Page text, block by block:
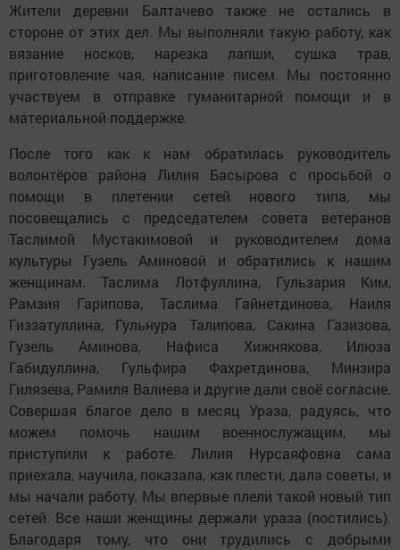
Жители деревни Балтачево также не остались в
стороне от этих дел. Мы выполняли такую работу, как
вязание носков, нарезка лапши, сушка трав,
приготовление чая, написание писем. Мы постоянно
участвуем в отправке гуманитарной помощи и в
материальной поддержке.
После того как к нам обратилась руководитель
волонтёров района Лилия Басырова с просьбой о
помощи в плетении сетей нового типа, мы
посовещались с председателем совета ветеранов
Таслимой Мустакимовой и руководителем дома
культуры Гузель Аминовой и обратились к нашим
женщинам. Таслима Лотфуллина, Гульзария Ким,
Рамзия Гарипова, Таслима Гайнетдинова, Наиля
Гиззатуллина, Гульнура Талипова, Сакина Газизова,
Гузель Аминова, Нафиса Хижнякова, Илюза
Габидуллина, Гульфира Фахретдинова, Минзира
Гилязева, Рамиля Валиева и другие дали своё согласие.
Совершая благое дело в месяц Ураза, радуясь, что
можем помочь нашим военнослужащим, мы
приступили к работе. Лилия Нурсаяфовна сама
приехала, научила, показала, как плести, дала советы, и
мы начали работу. Мы впервые плели такой новый тип
сетей. Все наши женщины держали ураза (постились).
Благодаря тому, что они трудились с добрыми